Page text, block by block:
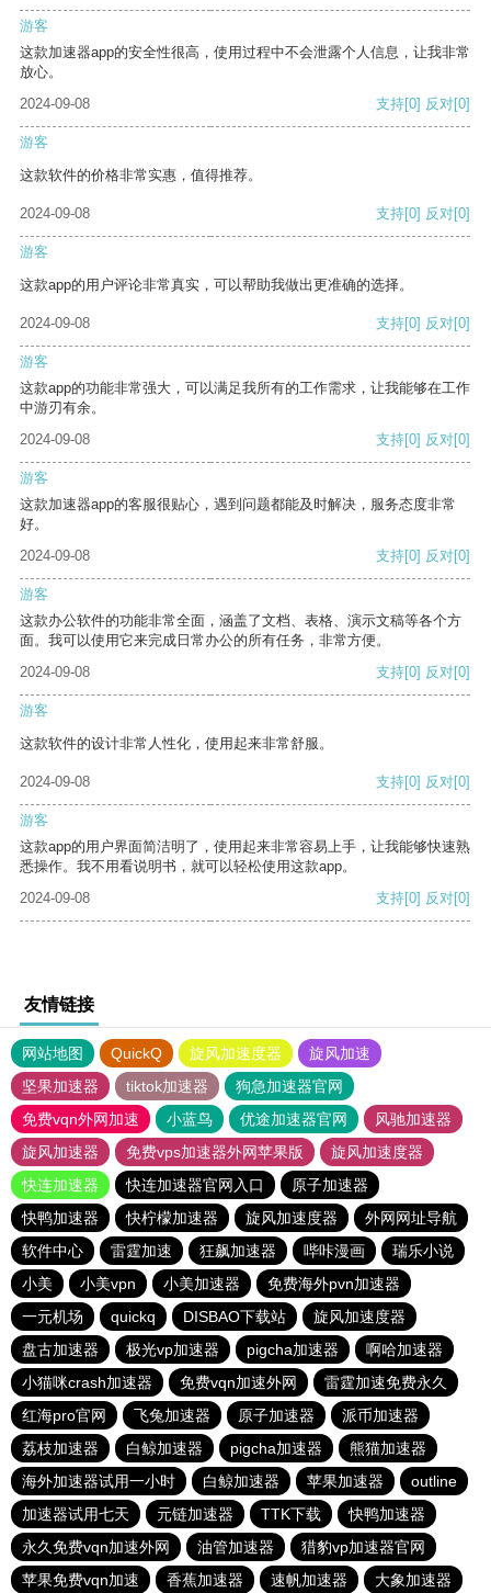
游客
这款加速器app的安全性很高，使用过程中不会泄露个人信息，让我非常
放心。
2024-09-08
支持[0] 反对[0]
游客
这款软件的价格非常实惠，值得推荐。
2024-09-08 支持[0] 反对[0]
游客
这款app的用户评论非常真实，可以帮助我做出更准确的选择。
2024-09-08 支持[0] 反对[0]
游客
这款app的功能非常强大，可以满足我所有的工作需求，让我能够在工作
中游刃有余。
2024-09-08
支持[0] 反对[0]
游客
这款加速器app的客服很贴心，遇到问题都能及时解决，服务态度非常
好。
2024-09-08
支持[0] 反对[0]
游客
这款办公软件的功能非常全面，涵盖了文档、表格、演示文稿等各个方
面。我可以使用它来完成日常办公的所有任务，非常方便。
2024-09-08
支持[0] 反对[0]
游客
这款软件的设计非常人性化，使用起来非常舒服。
2024-09-08 支持[0] 反对[0]
游客
这款app的用户界面简洁明了，使用起来非常容易上手，让我能够快速熟
悉操作。我不用看说明书，就可以轻松使用这款app。
2024-09-08
支持[0] 反对[0]
友情链接
网站地图 QuickQ 旋风加速度器
旋风加速
坚果加速器
tiktok加速器
狗急加速器官网
免费vqn外网加速
小蓝鸟 优途加速器官网
风驰加速器
旋风加速器
免费vps加速器外网苹果版
旋风加速度器
快连加速器
快连加速器官网入口
原子加速器
快鸭加速器
快柠檬加速器 旋风加速度器
外网网址导航
软件中心
雷霆加速 狂飙加速器 哔咔漫画
瑞乐小说
小美
小美vpn 小美加速器
免费海外pvn加速器
一元机场
quickq DISBAO下载站
旋风加速度器
盘古加速器
极光vp加速器 pigcha加速器
啊哈加速器
小猫咪crash加速器
免费vqn加速外网
雷霆加速免费永久
红海pro官网
飞兔加速器 原子加速器
派币加速器
荔枝加速器
白鲸加速器 pigcha加速器
熊猫加速器
海外加速器试用一小时
白鲸加速器 苹果加速器
outline
加速器试用七天
元链加速器 TTK下载
快鸭加速器
永久免费vqn加速外网
油管加速器
猎豹vp加速器官网
苹果免费vqn加速
香蕉加速器 速帆加速器 大象加速器